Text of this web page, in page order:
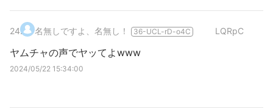
24. 名無しですよ、名無し！ 36-UCL-rD-o4C LQRpC
ヤムチャの声でヤッてよwww
2024/05/22 15:34:00